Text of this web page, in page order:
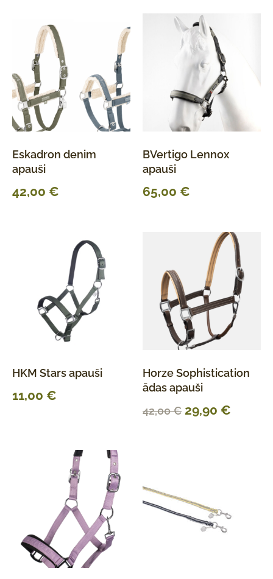
Eskadron denim
apauši
42,00 €
BVertigo Lennox
apauši
65,00 €
HKM Stars apauši
11,00 €
Horze Sophistication
ādas apauši
42,00€ 29,90 €